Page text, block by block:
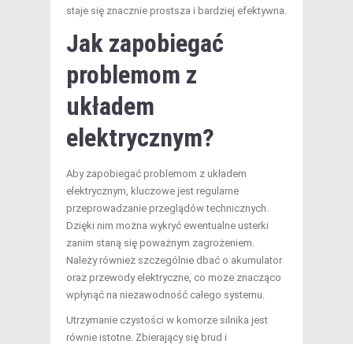
staje się znacznie prostsza i bardziej efektywna.
Jak zapobiegać
problemom z
układem
elektrycznym?
Aby zapobiegać problemom z układem
elektrycznym, kluczowe jest regularne
przeprowadzanie przeglądów technicznych.
Dzięki nim można wykryć ewentualne usterki
zanim staną się poważnym zagrożeniem.
Należy również szczególnie dbać o akumulator
oraz przewody elektryczne, co może znacząco
wpłynąć na niezawodność całego systemu.
Utrzymanie czystości w komorze silnika jest
równie istotne. Zbierający się brud i